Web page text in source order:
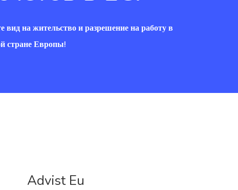
вид на жительство и разрешение на работу в
стране Европы!
Advist Eu